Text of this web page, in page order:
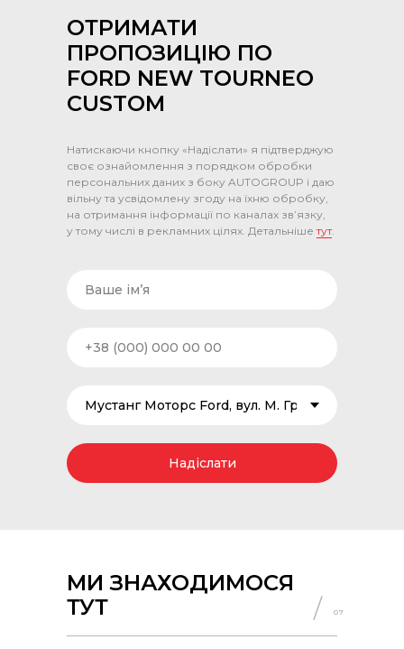
Натискаючи кнопку «Надіслати» я підтверджую
своє ознайомлення з порядком обробки
персональних даних з боку AUTOGROUP і даю
вільну та усвідомлену згоду на їхню обробку,
на отримання інформації по каналах зв’язку,
у тому числі в рекламних цілях. Детальнішетут.
ОТРИМАТИ
ПРОПОЗИЦІЮ ПО
FORD NEW TOURNEO
CUSTOM
Надіслати
МИ ЗНАХОДИМОСЯ
ТУТ
07